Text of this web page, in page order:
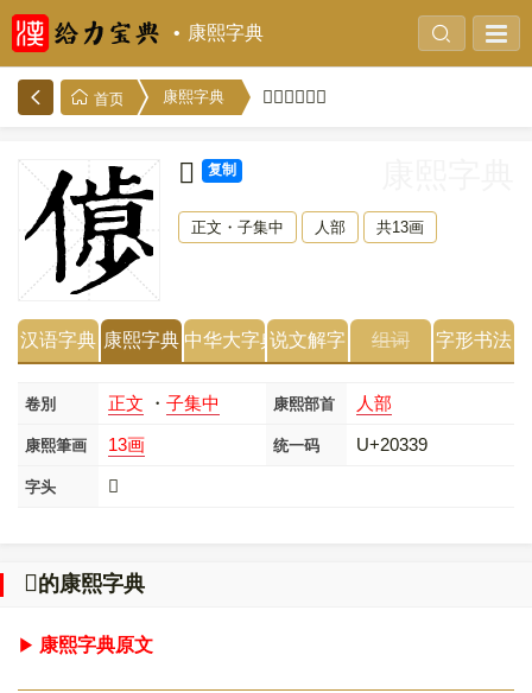
康熙字典
首页 康熙字典 𠌹的康熙字典
𠌹 复制
正文・子集中 人部 共13画
汉语字典 康熙字典 中华大字典说文解字 组词 字形书法
卷別 正文 ・ 子集中 康熙部首 人部
康熙筆画 13画 统一码 U+20339
字头 𠌹
𠌹的康熙字典
康熙字典原文